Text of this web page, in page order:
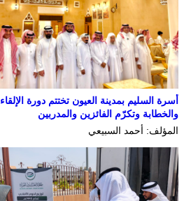
أسرة السليم بمدينة العيون تختتم دورة الإلقاء
والخطابة وتكرّم الفائزين والمدربين
المؤلف: أحمد السبيعي